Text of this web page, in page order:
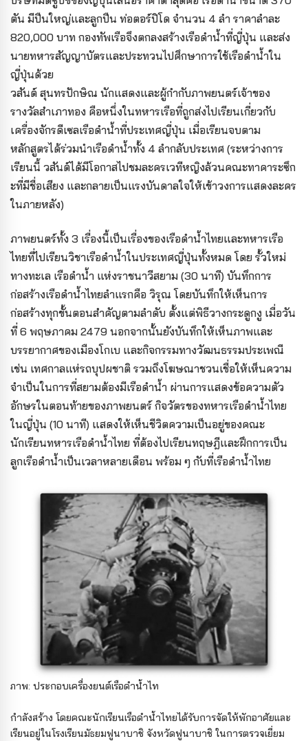
ตัน มีปืนใหญ่และลูกปืน ท่อตอร์ปิโด จำนวน 4 ลำ ราคาลำละ
820,000 บาท กองทัพเรือจึงตกลงสร้างเรือดำน้ำที่ญี่ปุ่น และส่ง
นายทหารสัญญาบัตรและประทวนไปศึกษาการใช้เรือดำน้ำใน
ญี่ปุ่นด้วย
วสันต์ สุนทรปักษิณ นักแสดงและผู้กำกับภาพยนตร์เจ้าของ
รางวัลสำเภาทอง คือหนึ่งในทหารเรือที่ถูกส่งไปเรียนเกี่ยวกับ
เครื่องจักรดีเซลเรือดำน้ำที่ประเทศญี่ปุ่น เมื่อเรียนจบตาม
หลักสูตรได้ร่วมนำเรือดำน้ำทั้ง 4 ลำกลับประเทศ (ระหว่างการ
เรียนนี้ วสันต์ได้มีโอกาสไปชมละครเวทีหญิงล้วนคณะทาคาระซึก
ะที่มีชื่อเสียง และกลายเป็นแรงบันดาลใจให้เข้าวงการแสดงละคร
ในภายหลัง)
ภาพยนตร์ทั้ง 3 เรื่องนี้เป็นเรื่องของเรือดำน้ำไทยและทหารเรือ
ไทยที่ไปเรียนวิชาเรือดำน้ำในประเทศญี่ปุ่นทั้งหมด โดย รั้วใหม่
ทางทะเล เรือดำน้ำ แห่งราชนาวีสยาม (30 นาที) บันทึกการ
ก่อสร้างเรือดำน้ำไทยลำแรกคือ วิรุณ โดยบันทึกให้เห็นการ
ก่อสร้างทุกขั้นตอนสำคัญตามลำดับ ตั้งแต่พิธีวางกระดูกงู เมื่อวัน
ที่ 6 พฤษภาคม 2479 นอกจากนั้นยังบันทึกให้เห็นภาพและ
บรรยากาศของเมืองโกเบ และกิจกรรมทางวัฒนธรรมประเพณี
เช่น เทศกาลแห่รถบุปผชาติ รวมถึงโฆษณาชวนเชื่อให้เห็นความ
จำเป็นในการที่สยามต้องมีเรือดำน้ำ ผ่านการแสดงข้อความตัว
อักษรในตอนท้ายของภาพยนตร์ กิจวัตรของทหารเรือดำน้ำไทย
ในญี่ปุ่น (10 นาที) แสดงให้เห็นชีวิตความเป็นอยู่ของคณะ
นักเรียนทหารเรือดำน้ำไทย ที่ต้องไปเรียนทฤษฎีและฝึกการเป็น
ลูกเรือดำน้ำเป็นเวลาหลายเดือน พร้อม ๆ กับที่เรือดำน้ำไทย
ภาพ: ประกอบเครื่องยนต์เรือดำน้ำไท
กำลังสร้าง โดยคณะนักเรียนเรือดำน้ำไทยได้รับการจัดให้พักอาศัยและ
เรียนอยู่ในโรงเรียนมัธยมฟูนาบาชิ จังหวัดฟูนาบาชิ ในการตรวจเยี่ยม